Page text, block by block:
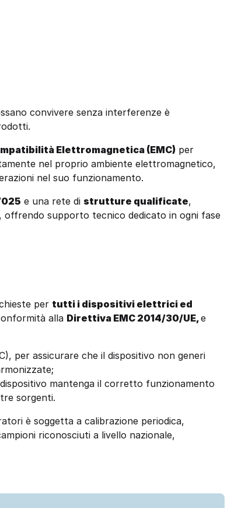
convivere senza interferenze è
Elettromagnetica (EMC) per
nel proprio ambiente elettromagnetico,
nel suo funzionamento.
e una rete di strutture qualificate,
supporto tecnico dedicato in ogni fase
per tutti i dispositivi elettrici ed
alla Direttiva EMC 2014/30/UE,e
per assicurare che il dispositivo non generi
mantenga il corretto funzionamento
sorgenti.
è soggetta a calibrazione periodica,
riconosciuti a livello nazionale,